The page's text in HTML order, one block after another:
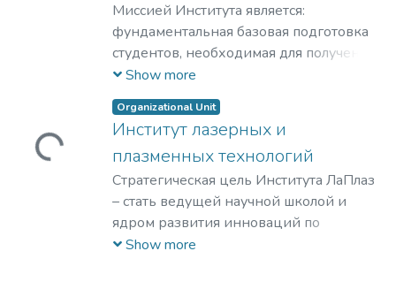
Миссией Института является:
фундаментальная базовая подготовка
студентов, необходимая для получения
качественного образования на уровне
требований международных
стандартов;
удовлетворение потребностей
обучающихся в интеллектуальном,
культурном, нравственном развитии и
приобретении ими профессиональных
знаний; формирование у студентов
мотивации и умения учиться;
Show more
Loading...
Organizational Unit
Институт лазерных и
плазменных технологий
Стратегическая цель Института ЛаПлаз
– стать ведущей научной школой и
ядром развития инноваций по
лазерным, плазменным, радиационным
Show more